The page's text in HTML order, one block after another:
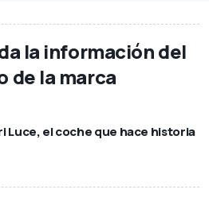
la información del
de la marca
Luce, el coche que hace historia